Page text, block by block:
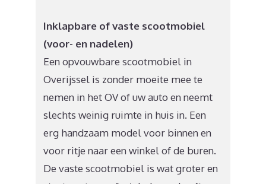
Inklapbare of vaste scootmobiel
(voor- en nadelen)
Een opvouwbare scootmobiel in
Overijssel is zonder moeite mee te
nemen in het OV of uw auto en neemt
slechts weinig ruimte in huis in. Een
erg handzaam model voor binnen en
voor ritje naar een winkel of de buren.
De vaste scootmobiel is wat groter en